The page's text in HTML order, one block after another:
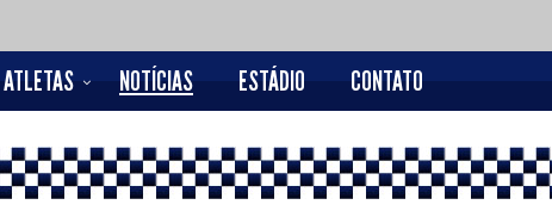
ATLETAS NOTÍCIAS ESTÁDIO CONTATO